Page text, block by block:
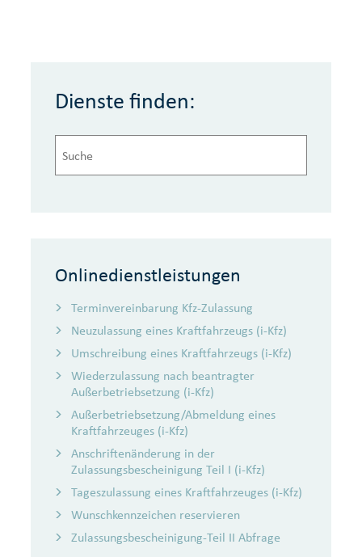
Dienste finden:
Onlinedienstleistungen
Terminvereinbarung Kfz-Zulassung
Neuzulassung eines Kraftfahrzeugs (i-Kfz)
Umschreibung eines Kraftfahrzeugs (i-Kfz)
Wiederzulassung nach beantragter
Außerbetriebsetzung (i-Kfz)
Außerbetriebsetzung/Abmeldung eines
Kraftfahrzeuges (i-Kfz)
Anschriftenänderung in der
Zulassungsbescheinigung Teil I (i-Kfz)
Tageszulassung eines Kraftfahrzeuges (i-Kfz)
Wunschkennzeichen reservieren
Zulassungsbescheinigung-Teil II Abfrage